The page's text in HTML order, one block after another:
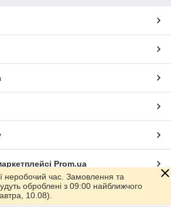
Prom.ua
неробочий час. Замовлення та
оброблені з 09:00 найближчого
10.08).